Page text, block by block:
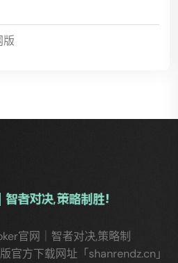
版
官网｜智者对决,策略制
方下载网址「shanrendz.cn」